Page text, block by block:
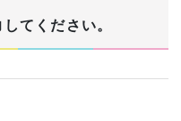
てください。